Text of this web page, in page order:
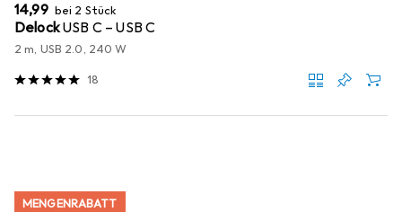
EUR
14,99 bei 2 Stück
DelockUSB C – USB C
2 m, USB 2.0, 240 W
18
MENGENRABATT